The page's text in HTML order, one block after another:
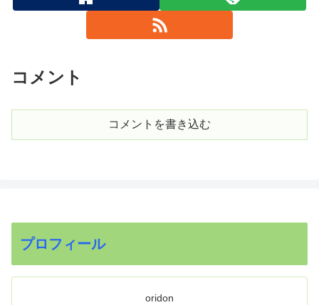
コメント
コメントを書き込む
プロフィール
oridon